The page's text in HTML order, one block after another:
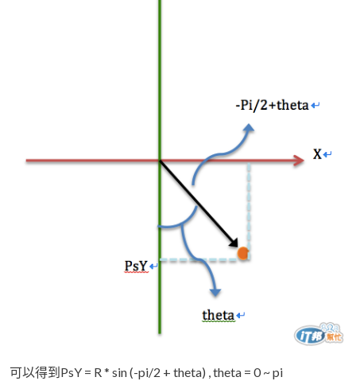
可以得到PsY = R * sin (-pi/2 + theta) , theta = 0 ~ pi